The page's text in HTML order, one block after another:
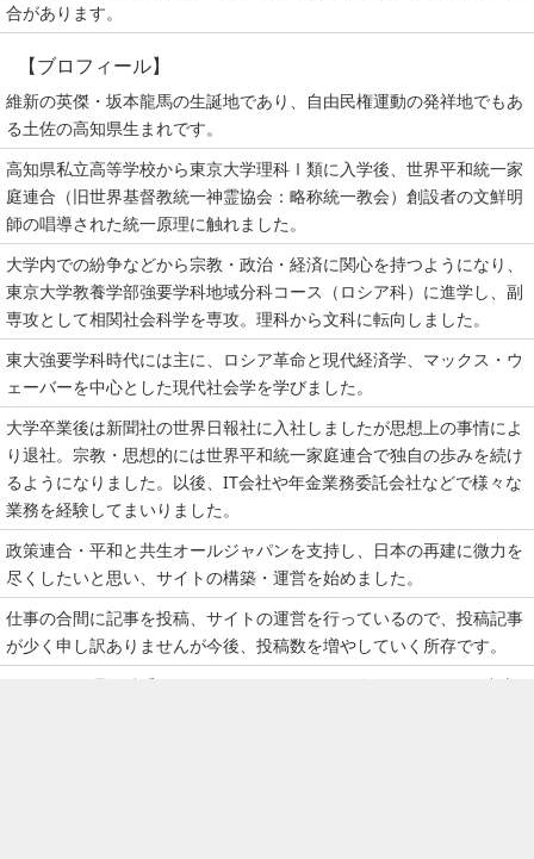
合があります。
【ブロフィール】
維新の英傑・坂本龍馬の生誕地であり、自由民権運動の発祥地でもあ
る土佐の高知県生まれです。
高知県私立高等学校から東京大学理科Ⅰ類に入学後、世界平和統一家
庭連合（旧世界基督教統一神霊協会：略称統一教会）創設者の文鮮明
師の唱導された統一原理に触れました。
大学内での紛争などから宗教・政治・経済に関心を持つようになり、
東京大学教養学部強要学科地域分科コース（ロシア科）に進学し、副
専攻として相関社会科学を専攻。理科から文科に転向しました。
東大強要学科時代には主に、ロシア革命と現代経済学、マックス・ウ
ェーバーを中心とした現代社会学を学びました。
大学卒業後は新聞社の世界日報社に入社しましたが思想上の事情によ
り退社。宗教・思想的には世界平和統一家庭連合で独自の歩みを続け
るようになりました。以後、IT会社や年金業務委託会社などで様々な
業務を経験してまいりました。
政策連合・平和と共生オールジャパンを支持し、日本の再建に微力を
尽くしたいと思い、サイトの構築・運営を始めました。
仕事の合間に記事を投稿、サイトの運営を行っているので、投稿記事
が少く申し訳ありませんが今後、投稿数を増やしていく所存です。
もともとは理数科系なので、コンビューターの自作やUbuntuを中心